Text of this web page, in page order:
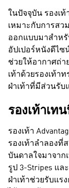
ในปัจจุบัน รองเ
เหมาะกับการสว
ออกแบบมาสำห
อัปเปอร์หนังดีไซ
ช่วยให้อากาศถ่า
เท้าด้วยรองเท้า
ฝ่าเท้าที่มีส่วนรับ
รองเท้าเท
รองเท้า
รองเท้าลำลองที่
บันดาลใจมาจา
รูป 3-Stripes แล
ฝ่าเท้าช่วยรับแร